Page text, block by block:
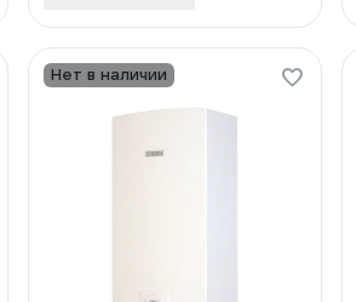
Нет в наличии